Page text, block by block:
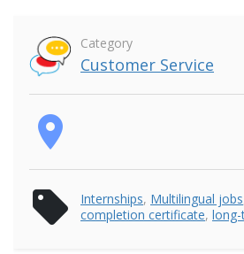
Category
Customer Service
place
sell
Internships, Multilingual jobs
completion certificate,